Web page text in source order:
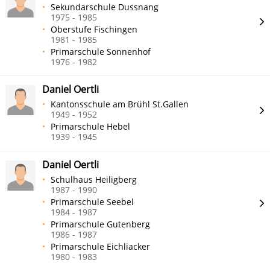
Sekundarschule Dussnang
1975 - 1985
Oberstufe Fischingen
1981 - 1985
Primarschule Sonnenhof
1976 - 1982
Daniel Oertli
Kantonsschule am Brühl St.Gallen
1949 - 1952
Primarschule Hebel
1939 - 1945
Daniel Oertli
Schulhaus Heiligberg
1987 - 1990
Primarschule Seebel
1984 - 1987
Primarschule Gutenberg
1986 - 1987
Primarschule Eichliacker
1980 - 1983